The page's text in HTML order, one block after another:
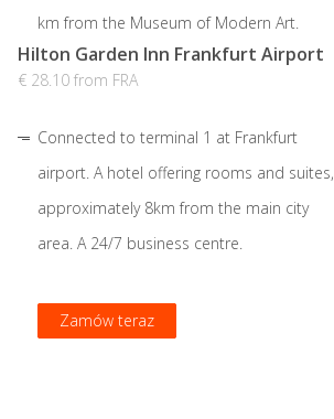
Zamów teraz
Zamów teraz
km from the Museum of Modern Art.
Zamów teraz
Hilton Garden Inn Frankfurt Airport
€ 28.10 from FRA
Connected to terminal 1 at Frankfurt
airport. A hotel offering rooms and suites,
approximately 8km from the main city
area. A 24/7 business centre.
Zamów teraz